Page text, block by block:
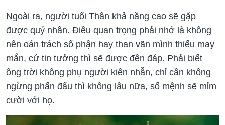
Ngoài ra, người tuổi Thân khả năng cao sẽ gặp
được quý nhân. Điều quan trọng phải nhớ là không
nên oán trách số phận hay than vãn mình thiếu may
mắn, cứ tin tưởng thì sẽ được đền đáp. Phải biết
ông trời không phụ người kiên nhẫn, chỉ cần không
ngừng phấn đấu thì không lâu nữa, số mệnh sẽ mỉm
cười với họ.